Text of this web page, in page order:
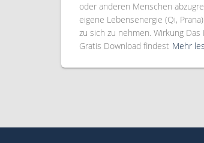
oder anderen Menschen
eigene Lebensenergie (Qi,
zu sich zu nehmen. Wirkung
Gratis Download findest Mehr